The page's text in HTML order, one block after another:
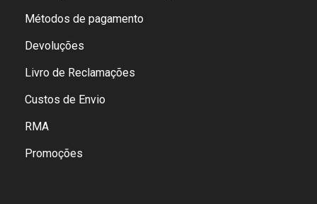
Métodos de pagamento
Devoluções
Livro de Reclamações
Custos de Envio
RMA
Promoções